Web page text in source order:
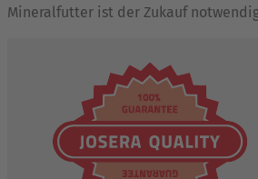
Mineralfutter ist der Zukauf